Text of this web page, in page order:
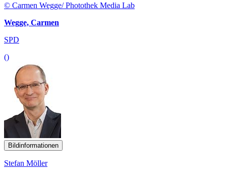
© Carmen Wegge/ Photothek Media Lab
Wegge, Carmen
SPD
()
Bildinformationen
Stefan Möller